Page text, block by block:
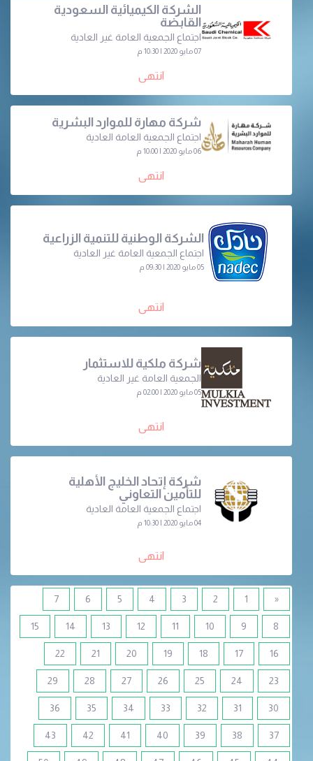
الشركة الكيميائية السعودية
القابضة
اجتماع الجمعية العامة غير العادية
07 مايو 2020 | 10:30 م
انتهى
شركة مهارة للموارد البشرية
اجتماع الجمعية العامة العادية
06 مايو 2020 | 10:00 م
انتهى
الشركة الوطنية للتنمية الزراعية
اجتماع الجمعية العامة غير العادية
05 مايو 2020 | 09:30 م
انتهى
شركة ملكية للاستثمار
الجمعية العامة غير العادية
05 مايو 2020 | 02:00 م
انتهى
شركة إتحاد الخليج الأهلية
للتأمين التعاوني
اجتماع الجمعية العامة العادية
04 مايو 2020 | 10:30 م
انتهى
«
1
2
3
4
5
6
7
8
9
10
11
12
13
14
15
16
17
18
19
20
21
22
23
24
25
26
27
28
29
30
31
32
33
34
35
36
37
38
39
40
41
42
43